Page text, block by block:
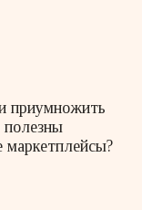
приумножить
полезны
маркетплейсы?